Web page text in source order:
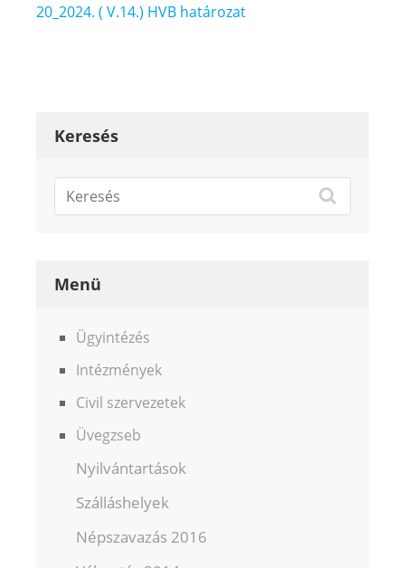
20_2024. ( V.14.) HVB határozat
Keresés
Menü
Ügyintézés
Intézmények
Civil szervezetek
Üvegzseb
Nyilvántartások
Szálláshelyek
Népszavazás 2016